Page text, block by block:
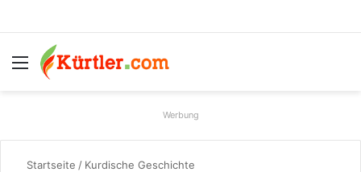
Menü
Werbung
Startseite / Kurdische Geschichte